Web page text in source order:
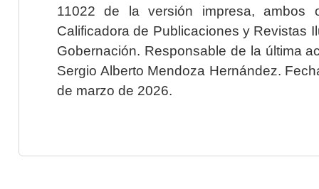
11022 de la versión impresa, ambos
Calificadora de Publicaciones y Revistas
Gobernación. Responsable de la última
Sergio Alberto Mendoza Hernández.
de marzo de 2026.